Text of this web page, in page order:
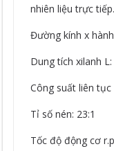
nhiên liệu trực tiếp.
Đường kính x
Dung tích xilanh L:
Công suất liên tục
Tỉ số nén: 23:1
Tốc độ động cơ